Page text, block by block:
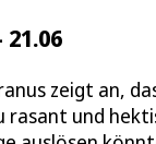
zeigt an,
rasant und